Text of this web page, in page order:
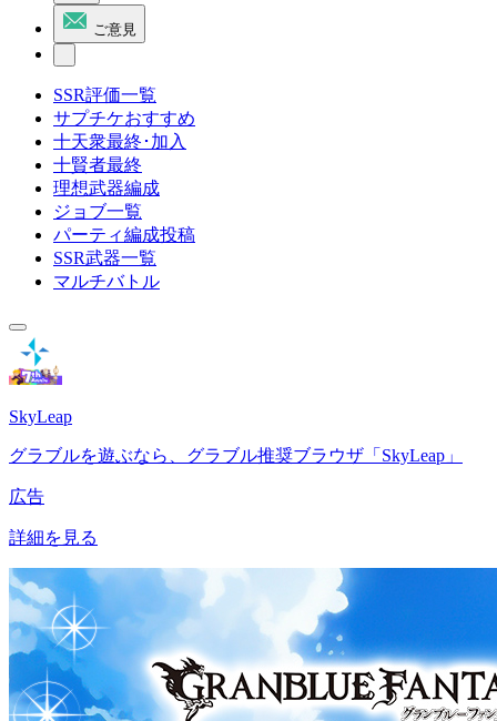
ご意見
SSR評価一覧
サプチケおすすめ
十天衆最終･加入
十賢者最終
理想武器編成
ジョブ一覧
パーティ編成投稿
SSR武器一覧
マルチバトル
SkyLeap
グラブルを遊ぶなら、グラブル推奨ブラウザ「SkyLeap」
広告
詳細を見る